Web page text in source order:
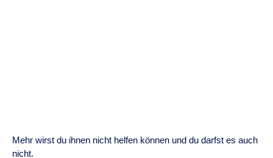
Mehr wirst du ihnen nicht helfen können und du darfst es auch
nicht.